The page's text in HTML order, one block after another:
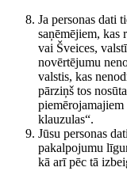
Ja personas dati
saņēmējiem, kas
vai Šveices,
novērtējumu
valstis, kas
pārziņš tos
piemērojamajiem
klauzulas“.
Jūsu personas
pakalpojumu
kā arī pēc tā